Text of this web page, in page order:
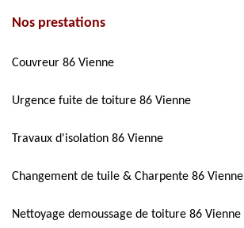
Nos prestations
Couvreur 86 Vienne
Urgence fuite de toiture 86 Vienne
Travaux d'isolation 86 Vienne
Changement de tuile & Charpente 86 Vienne
Nettoyage demoussage de toiture 86 Vienne